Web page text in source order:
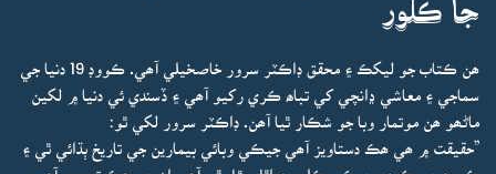
جا ڪلور
ھن ڪتاب جو ليکڪ ۽ محقق ڊاڪٽر سرور خاصخيلي آھي. ڪووڊ 19 دنيا جي
سماجي ۽ معاشي ڍانچي کي تباھ ڪري رکيو آھي ۽ ڏسندي ئي دنيا ۾ لکين
ماڻھو ھن موتمار وبا جو شڪار ٿيا آھن. ڊاڪٽر سرور لکي ٿو:
”حقيقت ۾ ھي ھڪ دستاويز آھي جيڪي وبائي بيمارين جي تاريخ ٻڌائي ٿي ۽
ڪووڊ جي ڪري، جيڪي ڪلور ۽ اٿل پٿل ٿي آھي ان جي ھڪ تصوير آھي.